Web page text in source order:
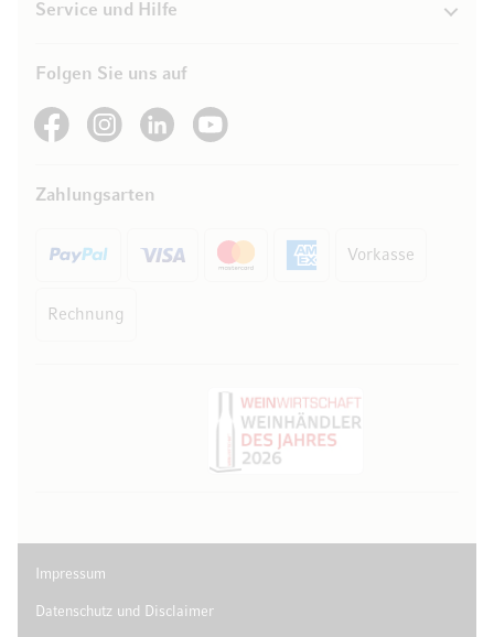
Service und Hilfe
Folgen Sie uns auf
See our FacebookSee our Instagram account
See our LinkedInSee our YouTube channel
Zahlungsarten
Vorkasse
Rechnung
Impressum
Datenschutz und Disclaimer